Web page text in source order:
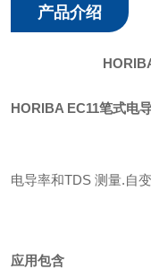
产品介绍
HORIBA EC11笔式电
电导率和TDS 测量.自
应用包含